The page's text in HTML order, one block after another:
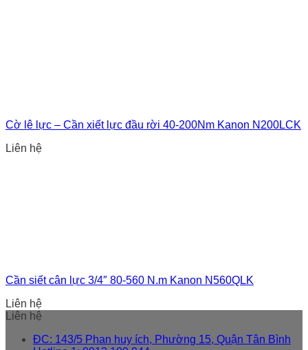
Cờ lê lực – Cần xiết lực đầu rời 40-200Nm Kanon N200LCK
Liên hệ
Cần siết cân lực 3/4″ 80-560 N.m Kanon N560QLK
Liên hệ
Liên hệ
ĐC: 143/5 Phan huy ích, Phường 15, Quận Tân Bình